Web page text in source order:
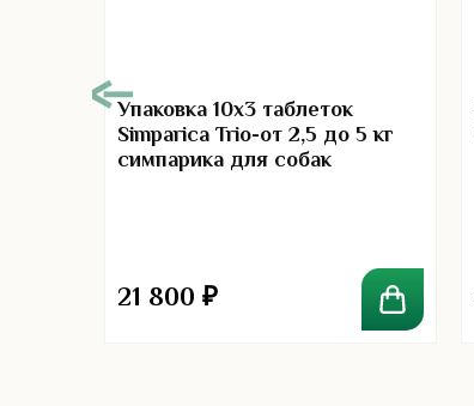
Упаковка 10х3 таблеток
Simparica Trio-от 2,5 до 5 кг
симпарика для собак
21 800 ₽